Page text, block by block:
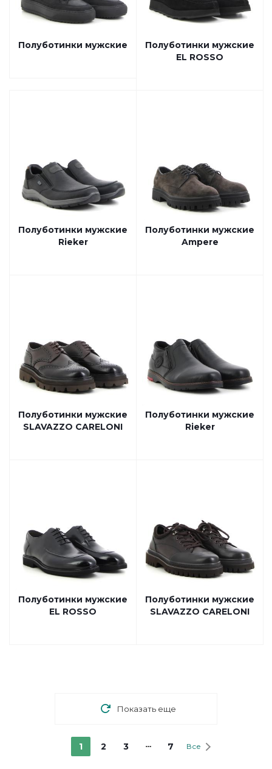
Полуботинки мужские
Полуботинки мужские
EL ROSSO
Полуботинки мужские
Rieker
Полуботинки мужские
Ampere
Полуботинки мужские
SLAVAZZO CARELONI
Полуботинки мужские
Rieker
Полуботинки мужские
EL ROSSO
Полуботинки мужские
SLAVAZZO CARELONI
Показать еще
1 2 3 7 Все